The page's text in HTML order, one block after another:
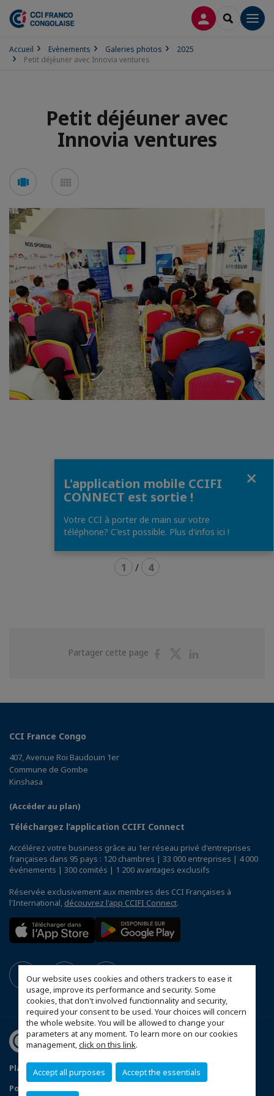
Our website uses cookies and others trackers to ease it
usage, improve its performance and security. Some
cookies, that don't involved functionnality and security,
required your consent to be used. Your choices will concern
the whole website. You will be allowed to change your
parameters at any moment. To learn more on our cookies
management,click on this link.
Accept all purposes Accept the essentials
CONNEXION
Accueil Evènements Galeries photos
2025
Petit déjéuner avec Innovia ventures
Petit déjéuner avec
Innovia ventures
Voir
en
carousel
en
1 / 4
Partager cette page
PartagerPartager
CCI France Congo
407, Avenue Roi Baudouin 1er
Commune de Gombe
Kinshasa
(Accéder au plan)
Téléchargez l’application CCIFI Connect
Accélérez votre business grâce au 1er réseau privé d'entreprises
françaises dans 95 pays : 120 chambres | 33 000 entreprises | 4 000
événements | 300 comités | 1 200 avantages exclusifs
Réservée exclusivement aux membres des CCI Françaises à
l'International, découvrez l'app CCIFI Connect.
Plan du site
Mentions légales
Politique de confidentialité
L'application mobile CCIFI
CONNECT est sortie !
Votre CCI à porter de main sur votre
téléphone? C'est possible. Plus d'infos ici !